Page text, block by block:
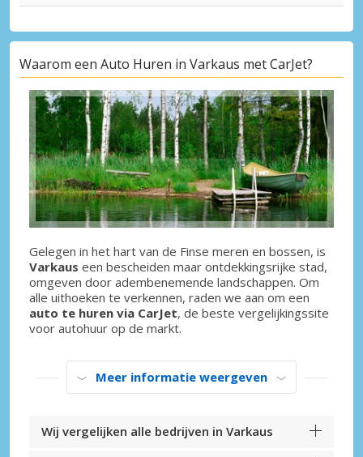
Waarom een Auto Huren in Varkaus met CarJet?
Gelegen in het hart van de Finse meren en bossen, is
Varkaus een bescheiden maar ontdekkingsrijke stad,
omgeven door adembenemende landschappen. Om
alle uithoeken te verkennen, raden we aan om een
auto te huren via CarJet, de beste vergelijkingssite
voor autohuur op de markt.
Meer informatie weergeven
Wij vergelijken alle bedrijven in Varkaus